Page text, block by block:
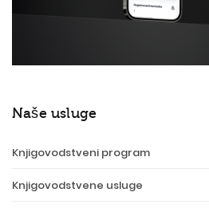
Naše usluge
Knjigovodstveni program
Knjigovodstvene usluge